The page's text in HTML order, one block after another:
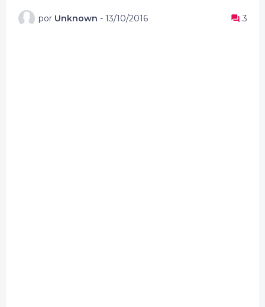
por Unknown - 13/10/2016 3